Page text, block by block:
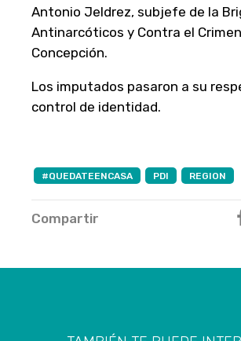
Antonio Jeldrez, subjefe de la
Antinarcóticos y Contra el
Concepción.
Los imputados pasaron a su
control de identidad.
#QUEDATEENCASA PDI REGION
Compartir